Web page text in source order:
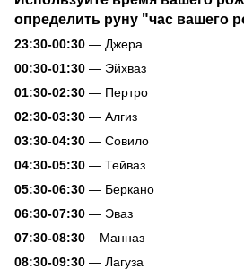
определить руну "час вашего
23:30-00:30 — Джера
00:30-01:30 — Эйхваз
01:30-02:30 — Пертро
02:30-03:30 — Алгиз
03:30-04:30 — Совило
04:30-05:30 — Тейваз
05:30-06:30 — Беркано
06:30-07:30 — Эваз
07:30-08:30 – Манназ
08:30-09:30 — Лагуза